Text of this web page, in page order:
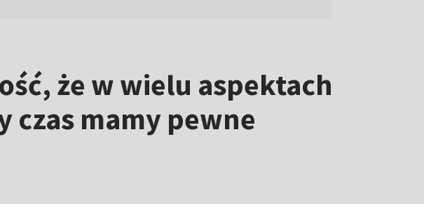
że w wielu aspektach
czas mamy pewne